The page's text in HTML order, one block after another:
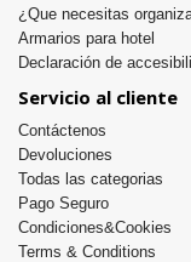
¿Que necesitas
Armarios para hotel
Declaración de
Servicio al cliente
Contáctenos
Devoluciones
Todas las categorias
Pago Seguro
Condiciones&Cookies
Terms & Conditions